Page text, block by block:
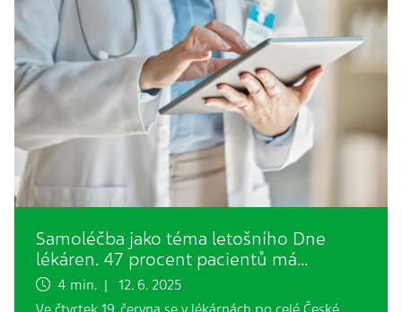
Samoléčba jako téma letošního Dne
lékáren. 47 procent pacientů má…
4 min. | 12. 6. 2025